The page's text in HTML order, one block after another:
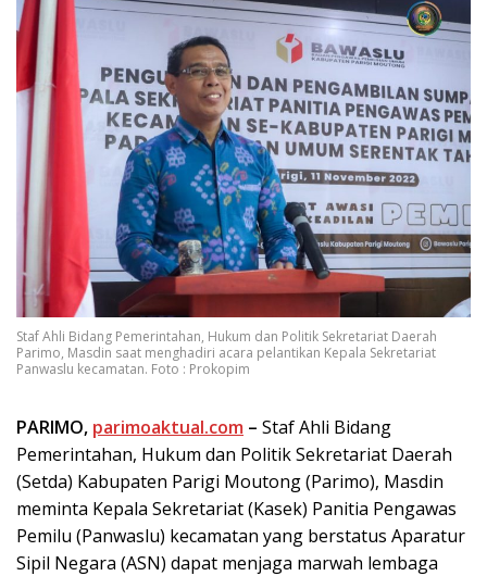
Staf Ahli Bidang Pemerintahan, Hukum dan Politik Sekretariat Daerah
Parimo, Masdin saat menghadiri acara pelantikan Kepala Sekretariat
Panwaslu kecamatan. Foto : Prokopim
PARIMO, parimoaktual.com – Staf Ahli Bidang
Pemerintahan, Hukum dan Politik Sekretariat Daerah
(Setda) Kabupaten Parigi Moutong (Parimo), Masdin
meminta Kepala Sekretariat (Kasek) Panitia Pengawas
Pemilu (Panwaslu) kecamatan yang berstatus Aparatur
Sipil Negara (ASN) dapat menjaga marwah lembaga